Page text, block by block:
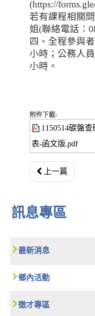
(https://
若有課程相關
姐(聯絡電話：
四、全程參與
小時；公務人
小時。
附件下載:
1150514碳盤
表-函文版.pdf
上一篇
訊息專區
最新消息
鄉內活動
徵才專區